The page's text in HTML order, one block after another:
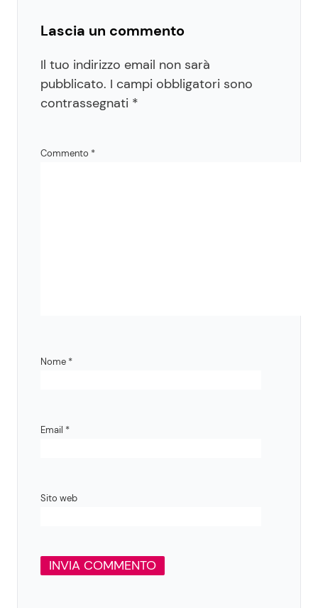
Lascia un commento
Il tuo indirizzo email non sarà
pubblicato. I campi obbligatori sono
contrassegnati *
Commento *
Nome *
Email *
Sito web